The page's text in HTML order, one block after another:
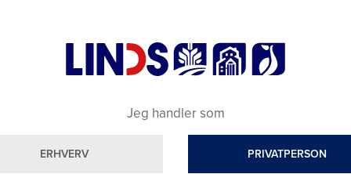
Jeg handler som
ERHVERV PRIVATPERSON